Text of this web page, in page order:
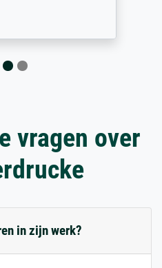
vragen over
in zijn werk?